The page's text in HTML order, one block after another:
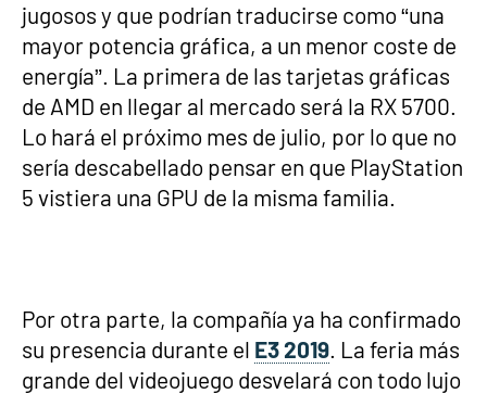
jugosos y que podrían traducirse como “una
mayor potencia gráfica, a un menor coste de
energía”. La primera de las tarjetas gráficas
de AMD en llegar al mercado será la RX 5700.
Lo hará el próximo mes de julio, por lo que no
sería descabellado pensar en que PlayStation
5 vistiera una GPU de la misma familia.
Por otra parte, la compañía ya ha confirmado
su presencia durante el E3 2019. La feria más
grande del videojuego desvelará con todo lujo